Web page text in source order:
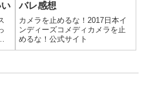
バレ感想
カメラを止めるな！2017日本イ
ンディーズコメディカメラを止
めるな！公式サイト